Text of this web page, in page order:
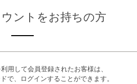
ントをお持ちの方
用して会員登録されたお客様は、
で、ログインすることができます。